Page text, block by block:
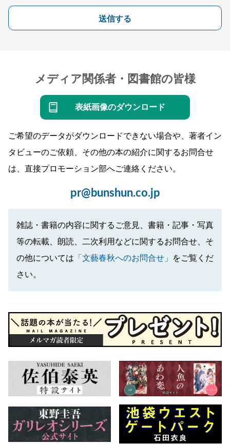
送信する
メディア関係者・図書館の皆様
表紙画像のダウンロード
ご希望のデータがダウンロードできない場合や、著者イン
タビューのご依頼、その他の本の紹介に関するお問合せ
は、直接プロモーション部へご連絡ください。
pr@bunshun.co.jp
雑誌・書籍の内容に関するご意見、書籍・記事・写真
等の転載、朗読、二次利用などに関するお問合せ、そ
の他については 「文藝春秋へのお問合せ」
をご覧くだ
さい。